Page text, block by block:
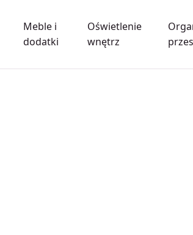
Meble i
dodatki
Oświetlenie
wnętrz